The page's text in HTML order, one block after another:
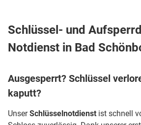
Schlüssel- und
Notdienst in Bad
Ausgesperrt? Schlüssel
kaputt?
UnserSchlüsselnotdienst ist schnell